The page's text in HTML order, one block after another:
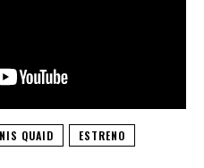
QUAID
ESTRENO